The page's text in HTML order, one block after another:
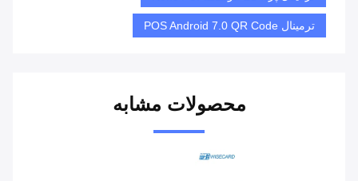
ترمینال POS Android 7.0 QR Code
محصولات مشابه